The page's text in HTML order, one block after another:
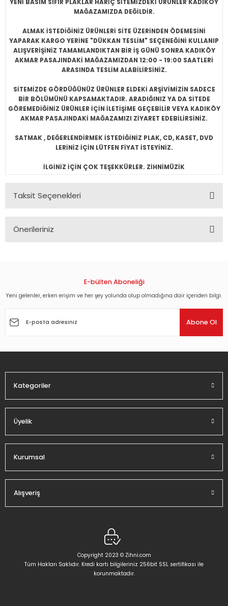
YENİ BASIM SIFIR PLAKLAR HARİÇ SİTEMİZDEKİ ÜRÜNLER KADIKÖY
MAĞAZAMIZDA DEĞİLDİR.
ALMAK İSTEDİĞİNİZ ÜRÜNLERİ SİTE ÜZERİNDEN ÖDEMESİNİ
YAPARAK KARGO YERİNE "DÜKKAN TESLİM" SEÇENEĞİNİ KULLANIP
ALIŞVERİŞİNİZ TAMAMLANDIKTAN BİR İŞ GÜNÜ SONRA KADIKÖY
AKMAR PASAJINDAKİ MAĞAZAMIZDAN 12:00 - 19:00 SAATLERİ
ARASINDA TESLİM ALABİLİRSİNİZ.
SİTEMİZDE GÖRDÜĞÜNÜZ ÜRÜNLER ELDEKİ ARŞİVİMİZİN SADECE
BİR BÖLÜMÜNÜ KAPSAMAKTADIR. ARADIĞINIZ YA DA SİTEDE
GÖREMEDİĞİNİZ ÜRÜNLER İÇİN İLETİŞİME GEÇEBİLİR VEYA KADIKÖY
AKMAR PASAJINDAKİ MAĞAZAMIZI ZİYARET EDEBİLİRSİNİZ.
SATMAK , DEĞERLENDİRMEK İSTEDİĞİNİZ PLAK, CD, KASET, DVD
LERİNİZ İÇİN LÜTFEN FİYAT İSTEYİNİZ.
İLGİNİZ İÇİN ÇOK TEŞEKKÜRLER. ZİHNİMÜZİK
Taksit Seçenekleri
Önerileriniz
Görüş ve önerileriniz için teşekkür ederiz.
Ürün açıklamasında eksik bilgiler bulunuyor.
E-bülten Aboneliği
Yeni gelenler, erken erişim ve her şey yolunda olup olmadığına dair içeriden bilgi.
Abone Ol
Kategoriler
Üyelik
Kurumsal
Alışveriş
Copyright 2023 © Zihni.com
Tüm Hakları Saklıdır. Kredi kartı bilgileriniz 256bit SSL sertifikası ile
korunmaktadır.